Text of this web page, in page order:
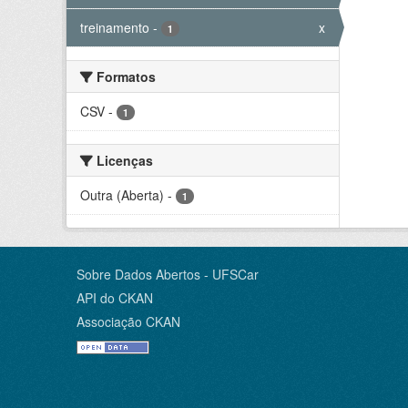
treinamento - 1 x
Formatos
CSV - 1
Licenças
Outra (Aberta) - 1
Sobre Dados Abertos - UFSCar
API do CKAN
Associação CKAN